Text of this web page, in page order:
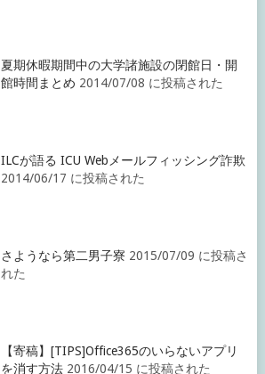
夏期休暇期間中の大学諸施設の閉館日・開
館時間まとめ 2014/07/08 に投稿された
ILCが語る ICU Webメールフィッシング詐欺
2014/06/17 に投稿された
さようなら第二男子寮 2015/07/09 に投稿さ
れた
【寄稿】[TIPS]Office365のいらないアプリ
を消す方法 2016/04/15 に投稿された